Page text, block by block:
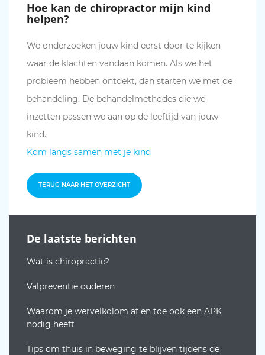
Hoe kan de chiropractor mijn kind
helpen?
We onderzoeken jouw kind eerst door te kijken
waar de klachten vandaan komen. Als we het
probleem hebben ontdekt, dan starten we met de
behandeling. De behandelmethodes die we
inzetten passen we aan op de leeftijd van jouw
kind.
Kom langs samen met je kind
TERUG NAAR HET OVERZICHT
De laatste berichten
Wat is chiropractie?
Valpreventie ouderen
Waarom je wervelkolom af en toe ook een APK
nodig heeft
Tips om thuis in beweging te blijven tijdens de